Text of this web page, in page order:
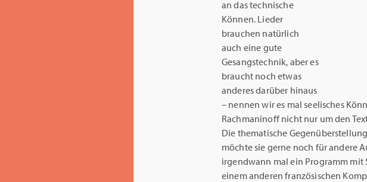
an das technische
Können. Lieder
brauchen natürlich
auch eine gute
Gesangstechnik, aber es
braucht noch etwas
anderes darüber hinaus
– nennen wir es mal seelisches
Rachmaninoff nicht nur um den
Die thematische
möchte sie gerne noch für andere
irgendwann mal ein Programm mit
einem anderen französischen